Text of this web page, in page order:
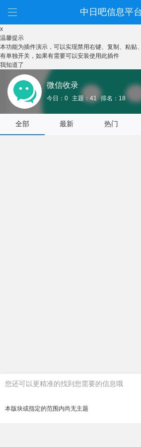
中日吧信息平台
x
温馨提示
本功能为插件演示，可以实现禁用右键、复制、粘贴
有单独开关，如果有需要可以安装使用此插件
我知道了
微信收录
今日：0 主题：41 排名：18
全部 最新 热门
您还可以更精准的找到您需要的信息哦
本版块或指定的范围内尚无主题